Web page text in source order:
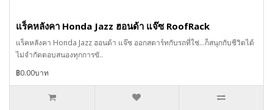
แร็คหลังคา Honda Jazz ฮอนด้า แจ๊ซ RoofRack
แร็คหลังคา Honda Jazz ฮอนด้า แจ๊ซ ออกสตาร์ทกับรถที่ใช่…ก็สนุกกับชีวิตได้
ไม่จำกัดตอบสนองทุกการขั..
฿0.00บาท